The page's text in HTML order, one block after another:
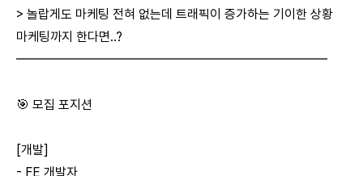
> 놀랍게도 마케팅 전혀 없는데 트래픽이 증가하는 기이한 상황
마케팅까지 한다면..?
━━━━━━━━━━━━━━━━━━━━━━━━
🎯 모집 포지션
[개발]
- FE 개발자